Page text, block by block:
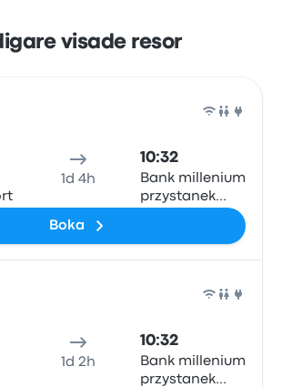
visade resor
1d 4h
10:32
Bank millenium
przystanek
Boka
1d 2h
10:32
Bank millenium
przystanek